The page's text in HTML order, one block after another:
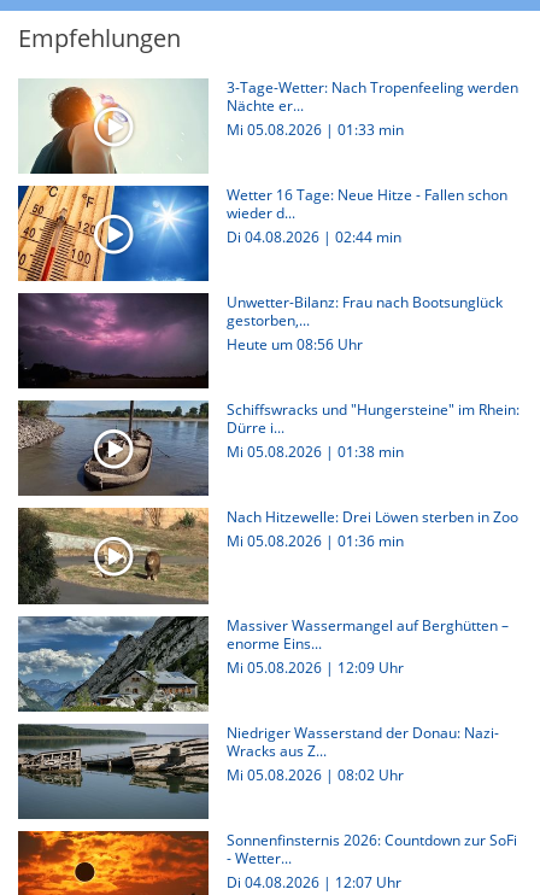
Empfehlungen
3-Tage-Wetter: Nach Tropenfeeling werden
Nächte er...
Mi 05.08.2026 |01:33 min
Wetter 16 Tage: Neue Hitze - Fallen schon
wieder d...
Di 04.08.2026 |02:44 min
Unwetter-Bilanz: Frau nach Bootsunglück
gestorben,...
Heute um 08:56 Uhr
Schiffswracks und "Hungersteine" im Rhein:
Dürre i...
Mi 05.08.2026 |01:38 min
Nach Hitzewelle: Drei Löwen sterben in Zoo
Mi 05.08.2026 |01:36 min
Massiver Wassermangel auf Berghütten –
enorme Eins...
Mi 05.08.2026 | 12:09 Uhr
Niedriger Wasserstand der Donau: Nazi-
Wracks aus Z...
Mi 05.08.2026 | 08:02 Uhr
Sonnenfinsternis 2026: Countdown zur SoFi
- Wetter...
Di 04.08.2026 | 12:07 Uhr